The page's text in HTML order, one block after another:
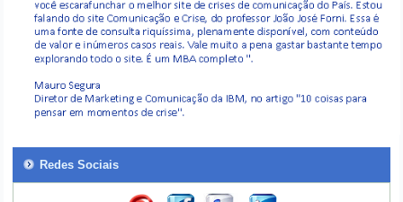
Redes Sociais